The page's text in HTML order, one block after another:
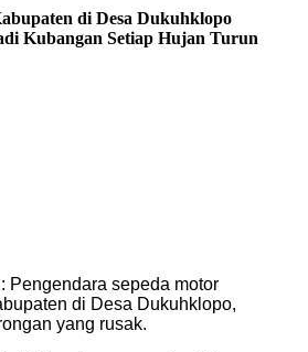
di Desa Dukuhklopo
Kubangan Setiap Hujan Turun
Pengendara sepeda motor
di Desa Dukuhklopo,
yang rusak.